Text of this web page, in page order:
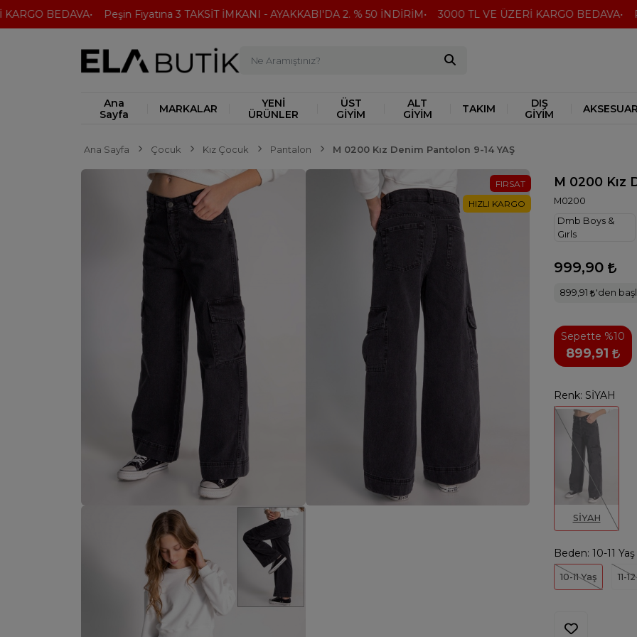
BEDAVA Peşin Fiyatına 3 TAKSİT İMKANI - AYAKKABI'DA 2. % 50 İNDİRİM 3000 TL VE ÜZERİ KARGO BEDAVA
Ana
Sayfa
MARKALAR
YENİ
ÜRÜNLER
ÜST
GİYİM
ALT
GİYİM
TAKIM
DIŞ
GİYİM
AKSESUAR
Ana Sayfa Çocuk Kız Çocuk Pantalon M 0200 Kız Denim Pantolon 9-14 YAŞ
FIRSAT
HIZLI KARGO
M 0200 Kız
M0200
Dmb Boys &
Gırls
999,90
899,91 'den
Sepette %10
899,91
Renk: SİYAH
SİYAH
Beden: 10-11 Yaş
10-11 Yaş 11-